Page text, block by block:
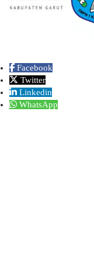
Facebook
Twitter
Linkedin
WhatsApp